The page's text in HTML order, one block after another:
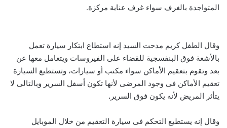
المتواجدة بالغرف سواء غرف عناية مركزة.
وقال الطفل كريم مدحت السيد إنه استطاع ابتكار سيارة تعمل
بالأشعة فوق البنفسجية للقضاء على الفيروسات ويتعامل معها عن
بعد وتقوم بتعقيم الأماكن سواء مكتب أو سيارات، وتستطيع السيارة
تعقيم الأماكن فى وجود المرضى لأنها تكون أسفل السرير وبالتالى لا
يتأثر المريض لأنه يكون فوق السرير .
وقال إنه يستطيع التحكم فى سيارة التعقيم من خلال الموبايل